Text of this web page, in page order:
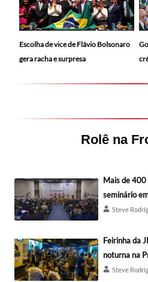
Escolha de vice de Flávio Bolsonaro
gera racha e surpresa
Rolê na
Mais de 400
seminário
Steve
Feirinha da
noturna na
Steve